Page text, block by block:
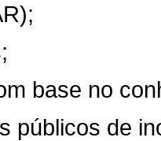
base no
públicos de